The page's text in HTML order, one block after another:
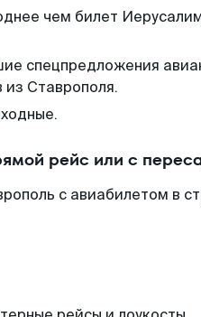
чем билет
спецпредложения
Ставрополя.
рейс или с
с авиабилетом в